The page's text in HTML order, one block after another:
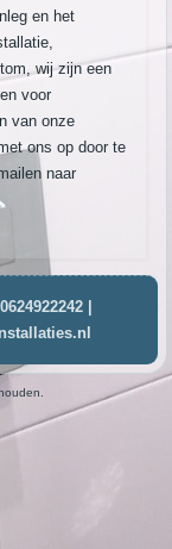
en het
wij zijn een
voor
van onze
ons op door te
naar
|